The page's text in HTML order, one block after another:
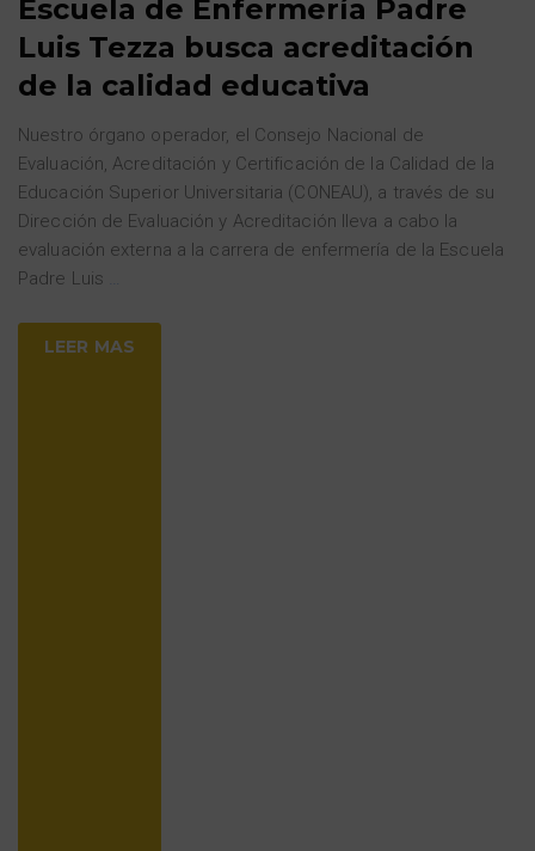
Escuela de Enfermería Padre
Luis Tezza busca acreditación
de la calidad educativa
Nuestro órgano operador, el Consejo Nacional de
Evaluación, Acreditación y Certificación de la Calidad de la
Educación Superior Universitaria (CONEAU), a través de su
Dirección de Evaluación y Acreditación lleva a cabo la
evaluación externa a la carrera de enfermería de la Escuela
Padre Luis
LEER MAS